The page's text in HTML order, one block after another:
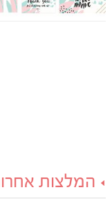
המלצות